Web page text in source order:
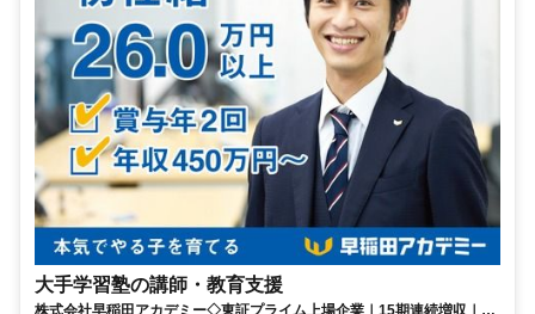
大手学習塾の講師・教育支援